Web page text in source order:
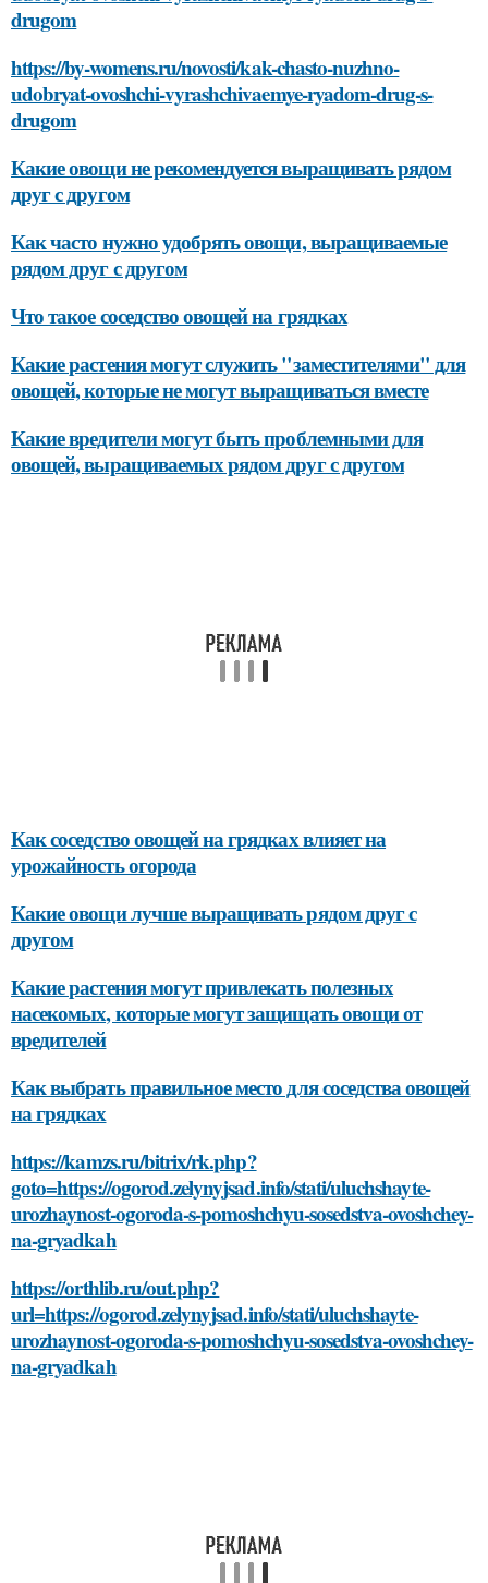
drugom
https://by-womens.ru/novosti/kak-chasto-nuzhno-
udobryat-ovoshchi-vyrashchivaemye-ryadom-drug-s-
drugom
Какие овощи не рекомендуется выращивать рядом
друг с другом
Как часто нужно удобрять овощи, выращиваемые
рядом друг с другом
Что такое соседство овощей на грядках
Какие растения могут служить "заместителями" для
овощей, которые не могут выращиваться вместе
Какие вредители могут быть проблемными для
овощей, выращиваемых рядом друг с другом
Как соседство овощей на грядках влияет на
урожайность огорода
Какие овощи лучше выращивать рядом друг с
другом
Какие растения могут привлекать полезных
насекомых, которые могут защищать овощи от
вредителей
Как выбрать правильное место для соседства овощей
на грядках
https://kamzs.ru/bitrix/rk.php?
goto=https://ogorod.zelynyjsad.info/stati/uluchshayte-
urozhaynost-ogoroda-s-pomoshchyu-sosedstva-ovoshchey-
na-gryadkah
https://orthlib.ru/out.php?
url=https://ogorod.zelynyjsad.info/stati/uluchshayte-
urozhaynost-ogoroda-s-pomoshchyu-sosedstva-ovoshchey-
na-gryadkah